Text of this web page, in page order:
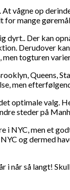
vågne op
for mange
dyrt.. Der kan
Derudover
togturen
Queens,
men
optimale valg.
steder på
i NYC, men et
og dermed
i når så langt!